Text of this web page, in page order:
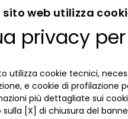
LA BANCA
INFORMAZIONI PER IL
Privacy
ACCESSIBILITÀ E APP
sito web utilizza
privacy
utilizza cookie tecnici,
e cookie di profilazione
più dettagliate sui cookie
[X] di chiusura del